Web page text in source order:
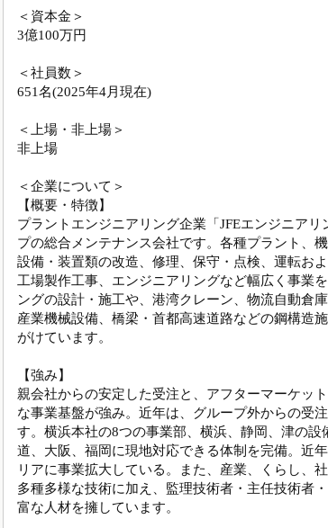
＜資本金＞
3億100万円
＜社員数＞
651名(2025年4月現在)
＜上場・非上場＞
非上場
＜企業について＞
【概要・特徴】
プラントエンジニアリング企業「JFEエンジニアリ
プの総合メンテナンス会社です。各種プラント、
設備・装置類の改造、修理、保守・点検、運転およ
工場製作工事、エンジニアリングなど幅広く事業
ングの設計・施工や、港湾クレーン、物流自動倉
産業機械設備、橋梁・首都高速道路などの鋼構造
がけています。
【強み】
親会社からの安定した受注と、アフターマーケッ
な事業基盤が強み。近年は、グループ外からの受
す。横浜本社の8つの事業部、横浜、静岡、津の設
道、大阪、福岡に現地対応できる体制を完備。近
リアに事業拡大している。また、産業、くらし、
多種多様な技術に加え、監理技術者・主任技術者
富な人材を擁しています。